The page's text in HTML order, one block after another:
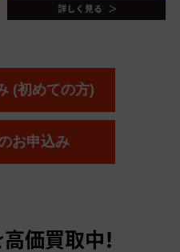
(初めての方)
お申込み
高価買取中！